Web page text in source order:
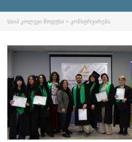
ᲡᲡᲘᲞ ᲙᲝᲚᲔᲯᲘ ᲛᲝᲓᲣᲡᲘ > ᲙᲝᲜᲡᲢᲠᲣᲘᲠᲔᲑᲐ